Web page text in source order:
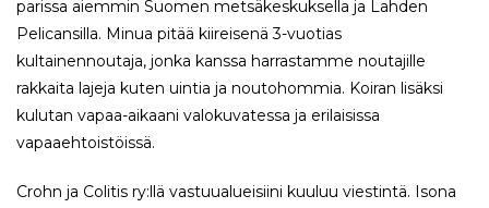
parissa aiemmin Suomen metsäkeskuksella ja Lahden
Pelicansilla. Minua pitää kiireisenä 3-vuotias
kultainennoutaja, jonka kanssa harrastamme noutajille
rakkaita lajeja kuten uintia ja noutohommia. Koiran lisäksi
kulutan vapaa-aikaani valokuvatessa ja erilaisissa
vapaaehtoistöissä.
Crohn ja Colitis ry:llä vastuualueisiini kuuluu viestintä. Isona